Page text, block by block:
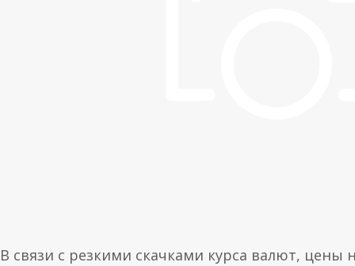
В связи с резкими скачками курса валют, цены